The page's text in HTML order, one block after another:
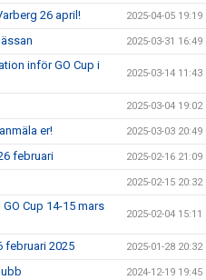
26 april! 2025-04-05 19:19
2025-03-31 16:49
inför GO Cup i
2025-03-14 11:43
2025-03-04 19:02
er! 2025-03-03 20:49
februari 2025-02-16 21:09
2025-02-15 20:32
Cup 14-15 mars
2025-02-04 15:11
februari 2025 2025-01-28 20:32
2024-12-19 19:45